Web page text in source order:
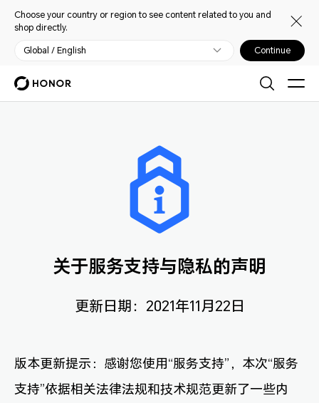
Choose your country or region to see content related to you and
shop directly.
Global / English Continue
关于服务支持与隐私的声明
更新日期：2021年11月22日
版本更新提示：感谢您使用“服务支持”，本次“服务
支持”依据相关法律法规和技术规范更新了一些内